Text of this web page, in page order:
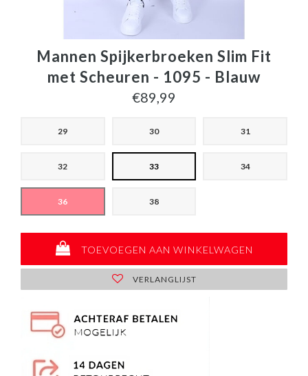
Mannen Spijkerbroeken Slim Fit
met Scheuren - 1095 - Blauw
€89,99
29 30 31
32 33 34
36 38
TOEVOEGEN AAN WINKELWAGEN
VERLANGLIJST